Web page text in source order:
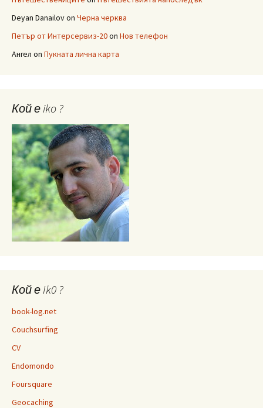
Deyan Danailovon Черна черква
Петър от Интерсервиз-20on Нов телефон
Ангел on Пукната лична карта
Кой е iko ?
Кой е Ik0 ?
book-log.net
Couchsurfing
CV
Endomondo
Foursquare
Geocaching